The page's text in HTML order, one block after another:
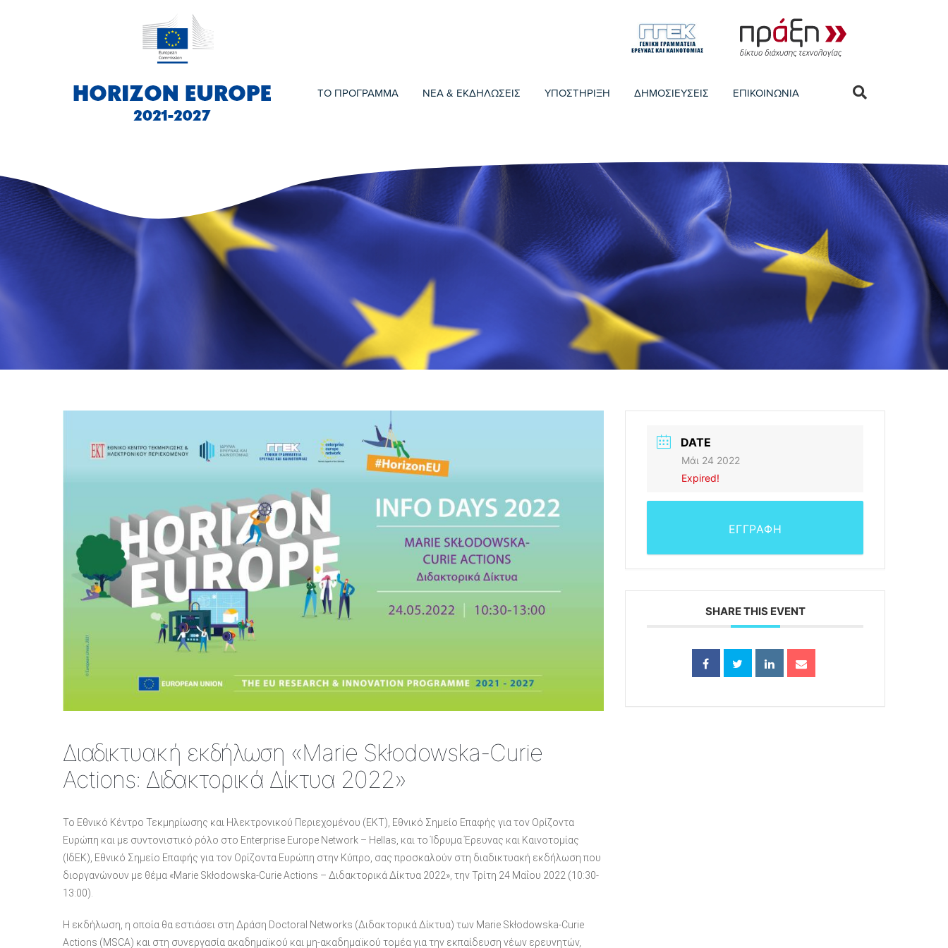
ΤΟ ΠΡΟΓΡΑΜΜΑ ΝΕΑ & ΕΚΔΗΛΩΣΕΙΣ ΥΠΟΣΤΗΡΙΞΗ ΔΗΜΟΣΙΕΥΣΕΙΣ ΕΠΙΚΟΙΝΩΝΙΑ
Διαδικτυακή εκδήλωση «Marie Skłodowska-Curie
Actions: Διδακτορικά Δίκτυα 2022»
Το Εθνικό Κέντρο Τεκμηρίωσης και Ηλεκτρονικού Περιεχομένου (ΕΚΤ), Εθνικό Σημείο Επαφής για τον Ορίζοντα
Ευρώπη και με συντονιστικό ρόλο στο Enterprise Europe Network – Hellas, και το Ίδρυμα Έρευνας και Καινοτομίας
(ΙδΕΚ), Εθνικό Σημείο Επαφής για τον Ορίζοντα Ευρώπη στην Κύπρο, σας προσκαλούν στη διαδικτυακή εκδήλωση που
διοργανώνουν με θέμα «Marie Skłodowska-Curie Actions – Διδακτορικά Δίκτυα 2022», την Τρίτη 24 Μαΐου 2022 (10:30-
13:00).
H εκδήλωση, η οποία θα εστιάσει στη Δράση Doctoral Networks (Διδακτορικά Δίκτυα) των Marie Skłodowska-Curie
Actions (MSCA) και στη συνεργασία ακαδημαϊκού και μη-ακαδημαϊκού τομέα για την εκπαίδευση νέων ερευνητών,
DATE
Μάι 24 2022
Expired!
ΕΓΓΡΑΦΗ
SHARE THIS EVENT